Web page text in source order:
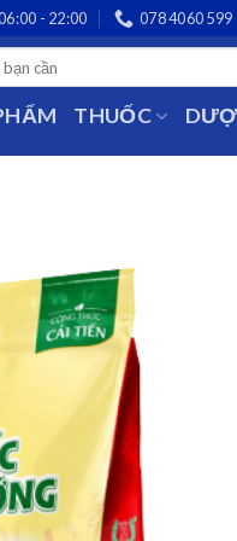
- 22:00 078 4060 599
THUỐC